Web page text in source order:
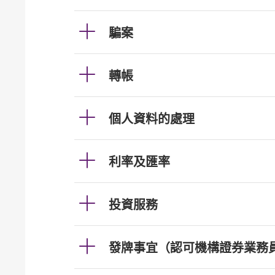
騙案
轉帳
個人資料的處理
利率及匯率
投資服務
發牌事宜（認可機構證券業務